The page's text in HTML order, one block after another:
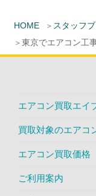
HOME
スタッフ
東京でエアコン工
エアコン買取エイ
買取対象のエアコ
エアコン買取価格
ご利用案内